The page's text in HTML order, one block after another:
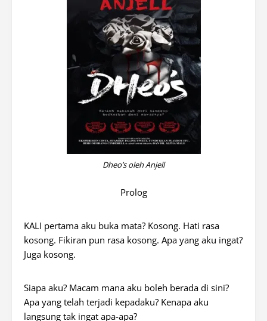
Dheo’s oleh Anjell
Prolog
KALI pertama aku buka mata? Kosong. Hati rasa
kosong. Fikiran pun rasa kosong. Apa yang aku ingat?
Juga kosong.
Siapa aku? Macam mana aku boleh berada di sini?
Apa yang telah terjadi kepadaku? Kenapa aku
langsung tak ingat apa-apa?